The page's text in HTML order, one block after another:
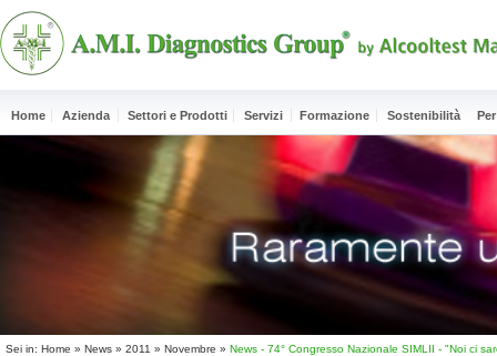
Home Azienda Settori e Prodotti Servizi Formazione Sostenibilità
Sei in: Home » News » 2011 » Novembre » News - 74° Congresso Nazionale SIMLII - "Noi ci